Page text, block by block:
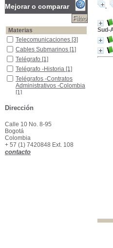
Sud-
Mejorar o comparar
Materias
Telecomunicaciones
Telecomunicaciones [3]
Cables Submarinos
Cables Submarinos [1]
Telégrafo
Telégrafo [1]
Telégrafo -Historia
Telégrafo -Historia [1]
Telégrafos -Contratos Administrativos -
Telégrafos -Contratos
Administrativos -Colombia
[1]
Dirección
Calle 10 No. 8-95
Bogotá
Colombia
+ 57 (1) 7420848 Ext. 108
contacto